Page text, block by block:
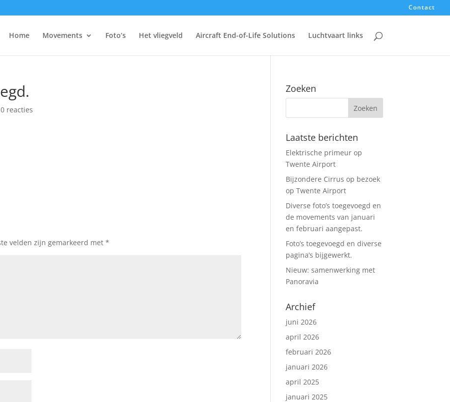
Contact
Home Movements Foto’s Het vliegveld Aircraft End-of-Life Solutions Luchtvaart links
0 reacties
velden zijn gemarkeerd met*
Zoeken
Laatste berichten
Elektrische primeur op
Twente Airport
Bijzondere Cirrus op bezoek
op Twente Airport
Diverse foto’s toegevoegd en
de movements van januari
en februari aangepast.
Foto’s toegevoegd en diverse
pagina’s bijgewerkt.
Nieuw: samenwerking met
Panoravia
Archief
juni 2026
april 2026
februari 2026
januari 2026
april 2025
januari 2025